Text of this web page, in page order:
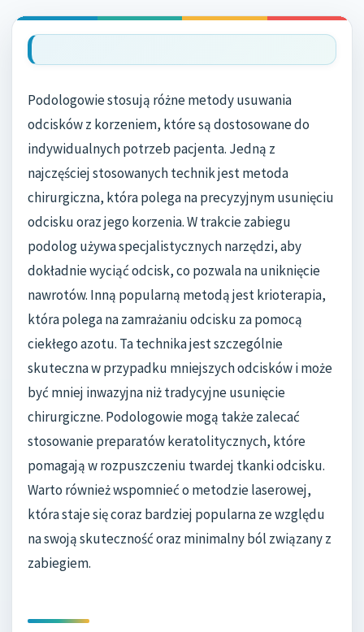
Podologowie stosują różne metody usuwania
odcisków z korzeniem, które są dostosowane do
indywidualnych potrzeb pacjenta. Jedną z
najczęściej stosowanych technik jest metoda
chirurgiczna, która polega na precyzyjnym usunięciu
odcisku oraz jego korzenia. W trakcie zabiegu
podolog używa specjalistycznych narzędzi, aby
dokładnie wyciąć odcisk, co pozwala na uniknięcie
nawrotów. Inną popularną metodą jest krioterapia,
która polega na zamrażaniu odcisku za pomocą
ciekłego azotu. Ta technika jest szczególnie
skuteczna w przypadku mniejszych odcisków i może
być mniej inwazyjna niż tradycyjne usunięcie
chirurgiczne. Podologowie mogą także zalecać
stosowanie preparatów keratolitycznych, które
pomagają w rozpuszczeniu twardej tkanki odcisku.
Warto również wspomnieć o metodzie laserowej,
która staje się coraz bardziej popularna ze względu
na swoją skuteczność oraz minimalny ból związany z
zabiegiem.